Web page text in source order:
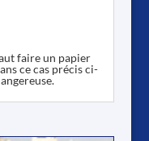
faire un papier
ce cas précis ci-